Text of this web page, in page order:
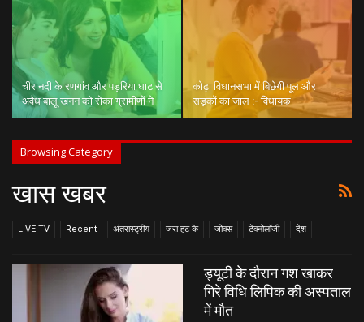
चीर नदी के रणगांव और पड़रिया घाट से
अवैध बालू खनन को रोका ग्रामीणों ने
कोढ़ा विधानसभा में बिछेगी पूल और
सड़कों का जाल :- विधायक
Browsing Category
खास खबर
LIVE TV Recent अंतरास्ट्रीय जरा हट के जोक्स टेक्नोलॉजी देश
ड्यूटी के दौरान गश खाकर
गिरे विधि लिपिक की अस्पताल
में मौत